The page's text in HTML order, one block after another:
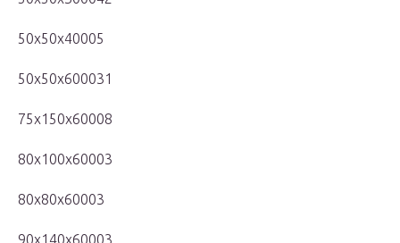
50x50x40005
50x50x600031
75x150x60008
80x100x60003
80x80x60003
90x140x60003